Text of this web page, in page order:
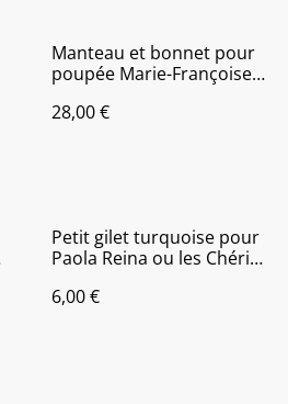
Manteau et bonnet pour
poupée Marie-Françoise
28,00 €
Petit gilet turquoise pour
Paola Reina ou les Chéries
6,00 €